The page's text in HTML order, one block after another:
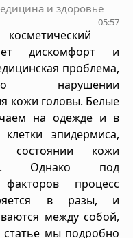
и здоровье
05:57
дискомфорт и
проблема,
о нарушении
кожи головы. Белые
на одежде и в
эпидермиса,
кожи
Однако под
процесс
в разы, и
между собой,
мы подробно